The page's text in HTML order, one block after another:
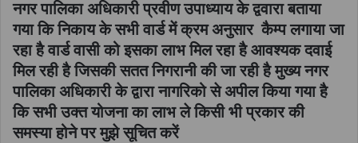
नगर पालिका अधिकारी प्रवीण उपाध्याय के द्ववारा बताया
गया कि निकाय के सभी वार्ड में क्रम अनुसार कैम्प लगाया जा
रहा है वार्ड वासी को इसका लाभ मिल रहा है आवश्यक दवाई
मिल रही है जिसकी सतत निगरानी की जा रही है मुख्य नगर
पालिका अधिकारी के द्वारा नागरिको से अपील किया गया है
कि सभी उक्त योजना का लाभ ले किसी भी प्रकार की
समस्या होने पर मुझे सूचित करें